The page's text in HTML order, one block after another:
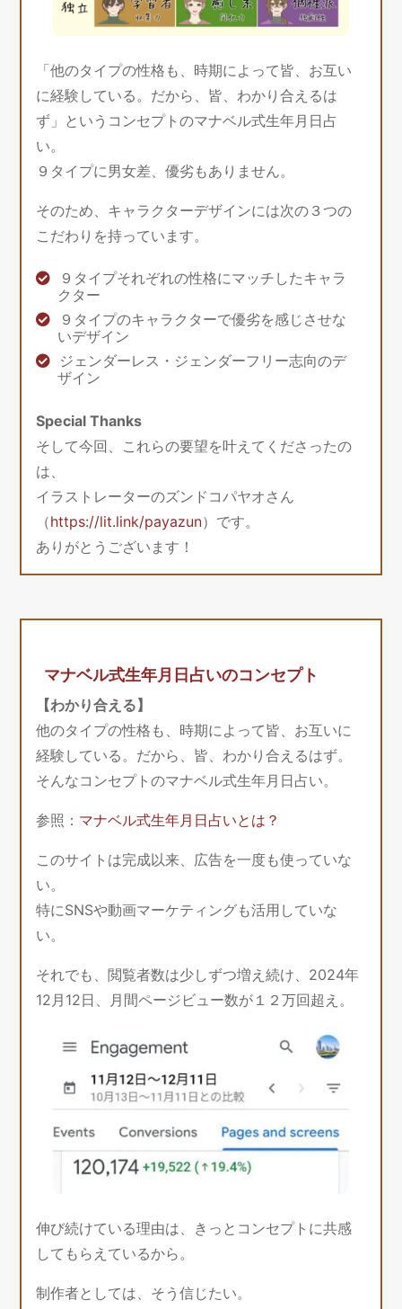
「他のタイプの性格も、時期によって皆、お互い
に経験している。だから、皆、わかり合えるは
ず」というコンセプトのマナベル式生年月日占
い。
９タイプに男女差、優劣もありません。
そのため、キャラクターデザインには次の３つの
こだわりを持っています。
９タイプそれぞれの性格にマッチしたキャラ
クター
９タイプのキャラクターで優劣を感じさせな
いデザイン
ジェンダーレス・ジェンダーフリー志向のデ
ザイン
Special Thanks
そして今回、これらの要望を叶えてくださったの
は、
イラストレーターのズンドコパヤオさん
（https://lit.link/payazun）です。
ありがとうございます！
マナベル式生年月日占いのコンセプト
【わかり合える】
他のタイプの性格も、時期によって皆、お互いに
経験している。だから、皆、わかり合えるはず。
そんなコンセプトのマナベル式生年月日占い。
参照： マナベル式生年月日占いとは？
このサイトは完成以来、広告を一度も使っていな
い。
特にSNSや動画マーケティングも活用していな
い。
それでも、閲覧者数は少しずつ増え続け、2024年
12月12日、月間ページビュー数が１２万回超え。
伸び続けている理由は、きっとコンセプトに共感
してもらえているから。
制作者としては、そう信じたい。